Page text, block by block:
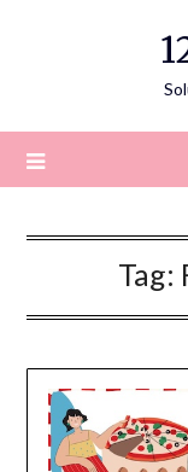
Tag: